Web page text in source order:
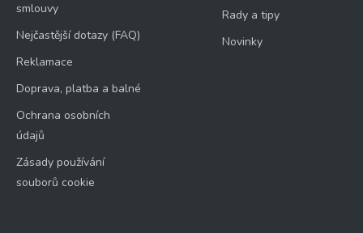
smlouvy
Nejčastější dotazy (FAQ)
Reklamace
Doprava, platba a balné
Ochrana osobních
údajů
Zásady používání
souborů cookie
Rady a tipy
Novinky